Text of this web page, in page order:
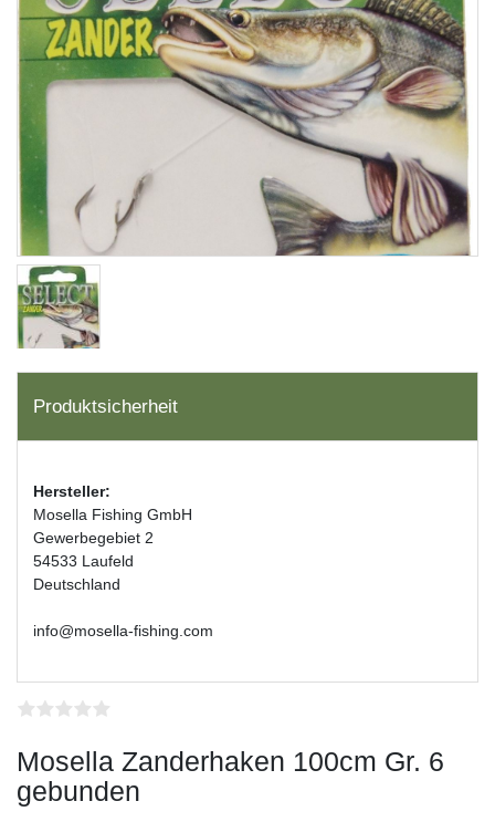
Produktsicherheit
Hersteller:
Mosella Fishing GmbH
Gewerbegebiet 2
54533 Laufeld
Deutschland
info@mosella-fishing.com
Mosella Zanderhaken 100cm Gr. 6
gebunden